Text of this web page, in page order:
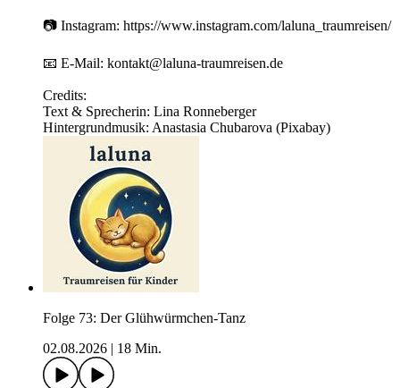
📷 Instagram: https://www.instagram.com/laluna_traumreisen/
📧 E-Mail: kontakt@laluna-traumreisen.de
Credits:
Text & Sprecherin: Lina Ronneberger
Hintergrundmusik: Anastasia Chubarova (Pixabay)
Folge 73: Der Glühwürmchen-Tanz
02.08.2026
18 Min.